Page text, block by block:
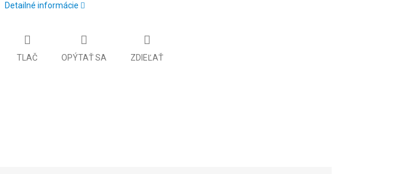
Detailné informácie
TLAČ OPÝTAŤ SA ZDIEĽAŤ